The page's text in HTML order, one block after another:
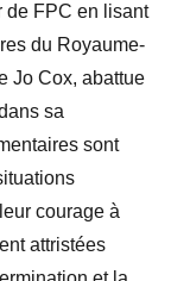
de FPC en lisant
du Royaume-
Jo Cox, abattue
sa
sont
courage à
attristées